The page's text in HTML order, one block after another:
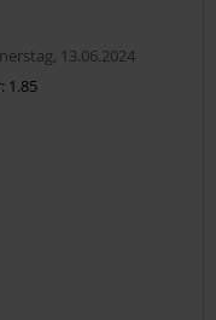
13.06.2024
1.85